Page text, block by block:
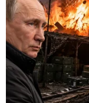
TIN LIÊN